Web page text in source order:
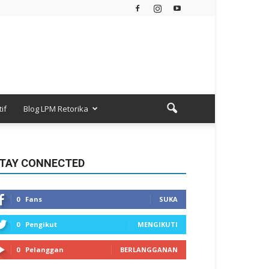
Blog LPM Retorika
CONNECTED
0 Fans SUKA
0 Pengikut MENGIKUTI
0 Pelanggan BERLANGGANAN